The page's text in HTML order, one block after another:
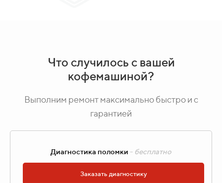
Что случилось с вашей
кофемашиной?
Выполним ремонт максимально быстро и с
гарантией
Диагностика поломки - бесплатно
Заказать диагностику